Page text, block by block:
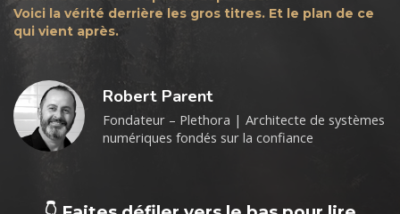
Voici la vérité derrière les gros titres. Et le plan de ce
qui vient après.
Robert Parent
Fondateur – Plethora | Architecte de systèmes
numériques fondés sur la confiance